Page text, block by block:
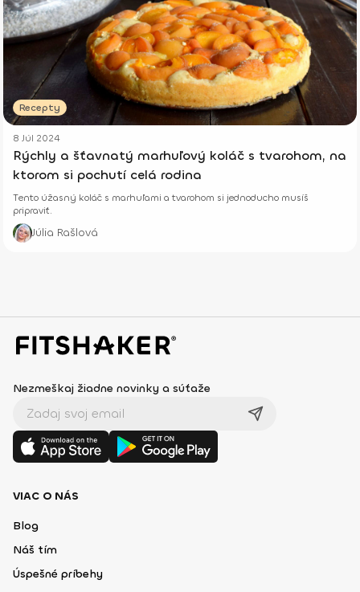
Recepty
8 Júl 2024
Rýchly a šťavnatý marhuľový koláč s tvarohom, na
ktorom si pochutí celá rodina
Tento úžasný koláč s marhuľami a tvarohom si jednoducho musíš
pripraviť.
Júlia Rašlová
Nezmeškaj žiadne novinky a súťaže
VIAC O NÁS
Blog
Náš tím
Úspešné príbehy